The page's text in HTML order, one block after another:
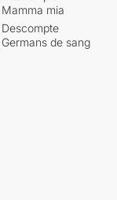
Mamma mia
Descompte
Germans de sang